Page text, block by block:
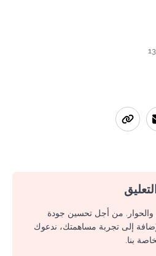
والحوار. من أجل تحسين جودة
إلى تجربة مساهمتك، ندعوك
بنا.